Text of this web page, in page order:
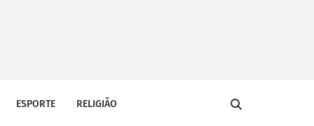
ESPORTE RELIGIÃO